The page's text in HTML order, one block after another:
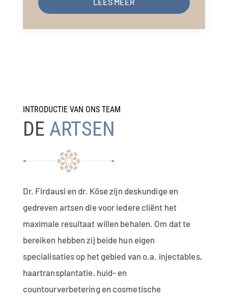
INTRODUCTIE VAN ONS TEAM
DE ARTSEN
Dr. Firdausi en dr. Köse zijn deskundige en
gedreven artsen die voor iedere cliënt het
maximale resultaat willen behalen. Om dat te
bereiken hebben zij beide hun eigen
specialisaties op het gebied van o.a. injectables,
haartransplantatie, huid- en
countourverbetering en cosmetische